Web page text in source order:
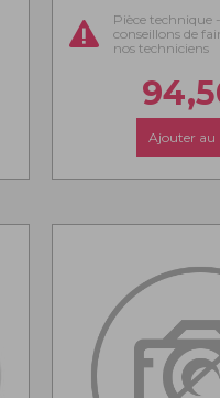
Pièce technique
conseillons de
nos techniciens
Ajouter au